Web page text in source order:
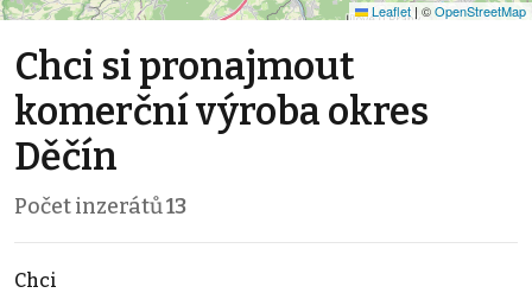
Leaflet | ©OpenStreetMap
Chci si pronajmout
komerční výroba okres
Děčín
Počet inzerátů13
Chci